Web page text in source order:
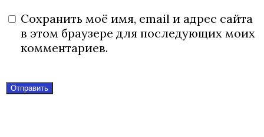
Сохранить моё имя, email и адрес сайта
в этом браузере для последующих моих
комментариев.